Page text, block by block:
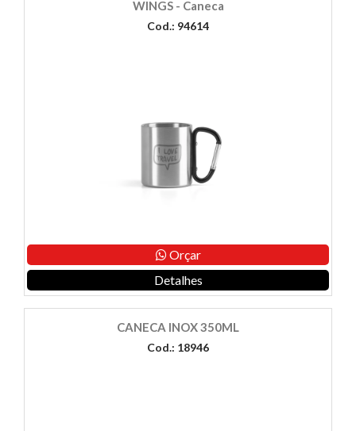
WINGS - Caneca
Cod.: 94614
Orçar
Detalhes
CANECA INOX 350ML
Cod.: 18946